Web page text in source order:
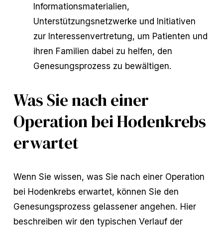
Informationsmaterialien,
Unterstützungsnetzwerke und Initiativen
zur Interessenvertretung, um Patienten und
ihren Familien dabei zu helfen, den
Genesungsprozess zu bewältigen.
Was Sie nach einer
Operation bei Hodenkrebs
erwartet
Wenn Sie wissen, was Sie nach einer Operation
bei Hodenkrebs erwartet, können Sie den
Genesungsprozess gelassener angehen. Hier
beschreiben wir den typischen Verlauf der